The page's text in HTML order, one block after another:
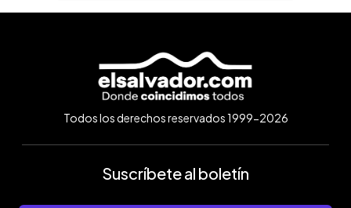
Todos los derechos reservados 1999-2026
Suscríbete al boletín